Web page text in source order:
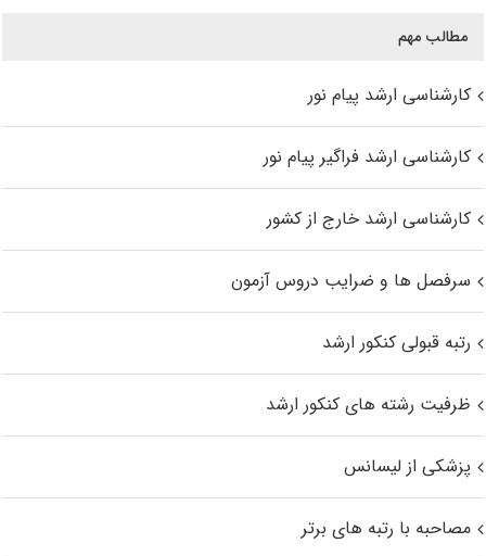
مطالب مهم
کارشناسی ارشد پیام نور
کارشناسی ارشد فراگیر پیام نور
کارشناسی ارشد خارج از کشور
سرفصل ها و ضرایب دروس آزمون
رتبه قبولی کنکور ارشد
ظرفیت رشته های کنکور ارشد
پزشکی از لیسانس
مصاحبه با رتبه های برتر